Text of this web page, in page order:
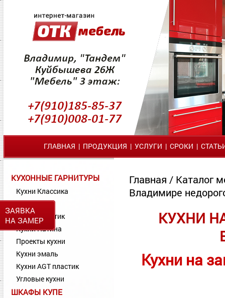
ЗАЯВКА
НА ЗАМЕР
ГЛАВНАЯ | ПРОДУКЦИЯ | УСЛУГИ | СРОКИ |
КУХОННЫЕ ГАРНИТУРЫ
Кухни Классика
Кухни МДФ
Кухни Пластик
Кухни Патина
Проекты кухни
Кухни эмаль
Кухни AGT пластик
Угловые кухни
ШКАФЫ КУПЕ
Главная / Каталог
Владимире
КУХНИ
Кухни на